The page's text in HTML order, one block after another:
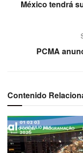
Su creadora, la
suma a su
Accesibilidad y
México tendrá
PCMA
Contenido